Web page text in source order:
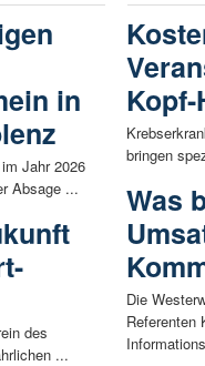
in
Jahr 2026
Absage ...
des
...
bringen
Was
Die
Referenten